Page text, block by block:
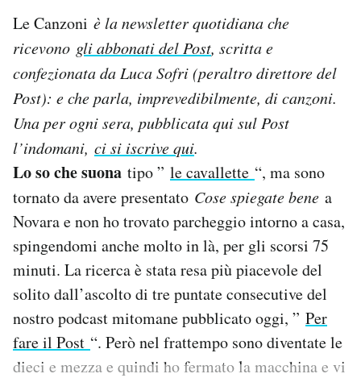
CALENDARIO
AREA PERSONALE
Area Personale
Newsletter
Notifiche mobile
Regala il Post
Hai bisogno di aiuto?
Le Canzoni è la newsletter quotidiana che
ricevono gli abbonati del Post, scritta e
confezionata da Luca Sofri (peraltro direttore del
Post): e che parla, imprevedibilmente, di canzoni.
Una per ogni sera, pubblicata qui sul Post
l’indomani, ci si iscrive qui.
Lo so che suona tipo ” le cavallette “, ma sono
tornato da avere presentato Cose spiegate bene a
Novara e non ho trovato parcheggio intorno a casa,
spingendomi anche molto in là, per gli scorsi 75
minuti. La ricerca è stata resa più piacevole del
solito dall’ascolto di tre puntate consecutive del
nostro podcast mitomane pubblicato oggi, ” Per
fare il Post “. Però nel frattempo sono diventate le
dieci e mezza e quindi ho fermato la macchina e vi